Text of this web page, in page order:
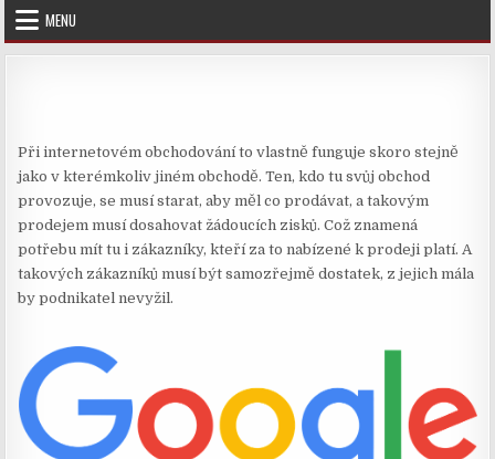
Skip
content
MENU
Při internetovém obchodování to vlastně funguje skoro stejně
jako v kterémkoliv jiném obchodě. Ten, kdo tu svůj obchod
provozuje, se musí starat, aby měl co prodávat, a takovým
prodejem musí dosahovat žádoucích zisků. Což znamená
potřebu mít tu i zákazníky, kteří za to nabízené k prodeji platí. A
takových zákazníků musí být samozřejmě dostatek, z jejich mála
by podnikatel nevyžil.